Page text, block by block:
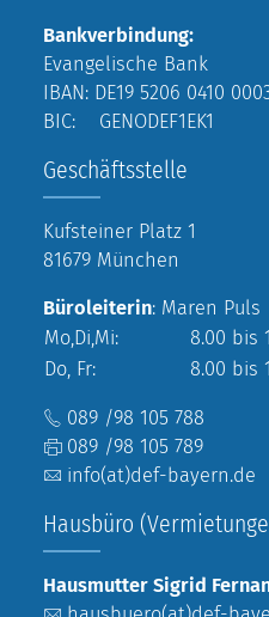
Bankverbindung:
Evangelische Bank
IBAN: DE19 5206 0410
BIC: GENODEF1EK1
Geschäftsstelle
Kufsteiner Platz 1
81679 München
Büroleiterin: Maren Puls
Mo,Di,Mi:
8.00 bis
Do, Fr:
8.00 bis
089 /98 105 788
089 /98 105 789
info(at)def-bayern.de
Hausbüro
Hausmutter Sigrid